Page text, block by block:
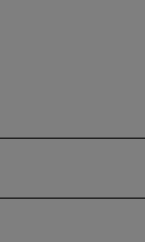
2)